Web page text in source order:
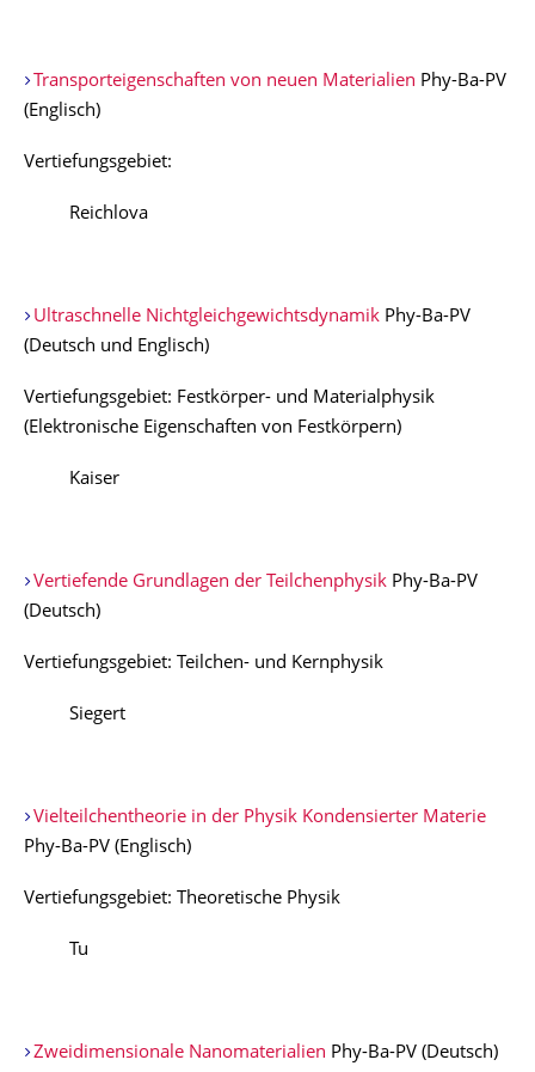
Transporteigenschaften von neuen Materialien Phy-Ba-PV
(Englisch)
Vertiefungsgebiet:
Reichlova
Ultraschnelle Nichtgleichgewichtsdynamik Phy-Ba-PV
(Deutsch und Englisch)
Vertiefungsgebiet: Festkörper- und Materialphysik
(Elektronische Eigenschaften von Festkörpern)
Kaiser
Vertiefende Grundlagen der Teilchenphysik Phy-Ba-PV
(Deutsch)
Vertiefungsgebiet: Teilchen- und Kernphysik
Siegert
Vielteilchentheorie in der Physik Kondensierter Materie
Phy-Ba-PV (Englisch)
Vertiefungsgebiet: Theoretische Physik
Tu
Zweidimensionale Nanomaterialien Phy-Ba-PV (Deutsch)